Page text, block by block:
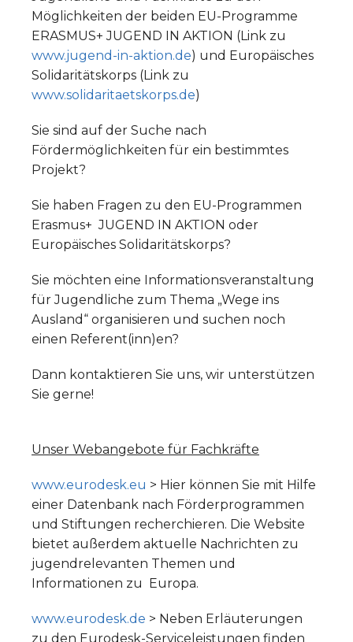
Möglichkeiten der beiden EU-Programme
ERASMUS+ JUGEND IN AKTION (Link zu
www.jugend-in-aktion.de) und Europäisches
Solidaritätskorps (Link zu
www.solidaritaetskorps.de)
Sie sind auf der Suche nach
Fördermöglichkeiten für ein bestimmtes
Projekt?
Sie haben Fragen zu den EU-Programmen
Erasmus+ JUGEND IN AKTION oder
Europäisches Solidaritätskorps?
Sie möchten eine Informationsveranstaltung
für Jugendliche zum Thema „Wege ins
Ausland“ organisieren und suchen noch
einen Referent(inn)en?
Dann kontaktieren Sie uns, wir unterstützen
Sie gerne!
Unser Webangebote für Fachkräfte
www.eurodesk.eu > Hier können Sie mit Hilfe
einer Datenbank nach Förderprogrammen
und Stiftungen recherchieren. Die Website
bietet außerdem aktuelle Nachrichten zu
jugendrelevanten Themen und
Informationen zu Europa.
www.eurodesk.de > Neben Erläuterungen
zu den Eurodesk-Serviceleistungen finden